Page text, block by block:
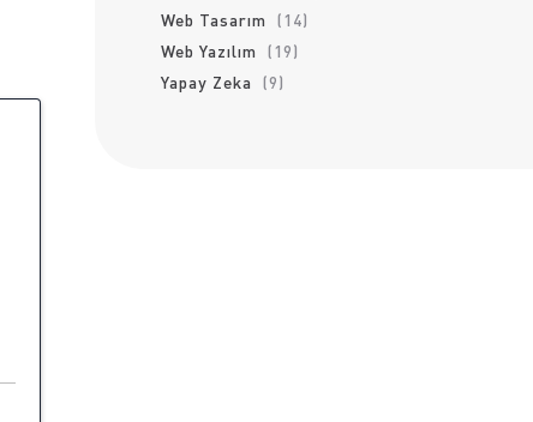
Web Tasarım
(14)
Web Yazılım
(19)
Yapay Zeka
(9)